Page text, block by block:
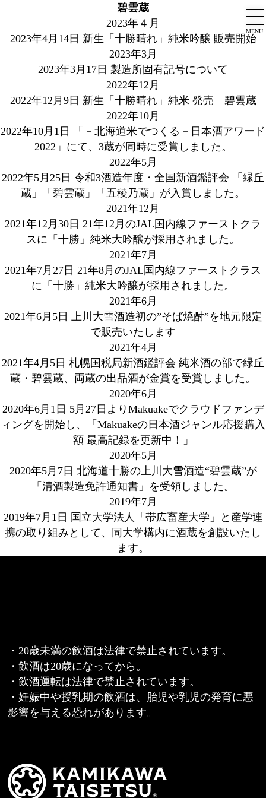
MENU
碧雲蔵
2023年４月
2023年4月14日 新生「十勝晴れ」純米吟醸 販売開始
2023年3月
2023年3月17日 製造所固有記号について
2022年12月
2022年12月9日 新生「十勝晴れ」純米 発売 碧雲蔵
2022年10月
2022年10月1日
「－北海道米でつくる－日本酒アワード
2022」にて、3蔵が同時に受賞しました。
2022年5月
2022年5月25日 令和3酒造年度・全国新酒鑑評会 「緑丘
蔵」「碧雲蔵」「五稜乃蔵」が入賞しました。
2021年12月
2021年12月30日 21年12月のJAL国内線ファーストクラ
スに「十勝」純米大吟醸が採用されました。
2021年7月
2021年7月27日 21年8月のJAL国内線ファーストクラス
に「十勝」純米大吟醸が採用されました。
2021年6月
2021年6月5日 上川大雪酒造初の”そば焼酎”を地元限定
で販売いたします
2021年4月
2021年4月5日 札幌国税局新酒鑑評会 純米酒の部で緑丘
蔵・碧雲蔵、両蔵の出品酒が金賞を受賞しました。
2020年6月
2020年6月1日 5月27日よりMakuakeでクラウドファンデ
ィングを開始し、「Makuakeの日本酒ジャンル応援購入
額 最高記録を更新中！」
2020年5月
2020年5月7日 北海道十勝の上川大雪酒造“碧雲蔵”が
「清酒製造免許通知書」を受領しました。
2019年7月
2019年7月1日 国立大学法人「帯広畜産大学」と産学連
携の取り組みとして、同大学構内に酒蔵を創設いたし
ます。
・20歳未満の飲酒は法律で禁止されています。
・飲酒は20歳になってから。
・飲酒運転は法律で禁止されています。
・妊娠中や授乳期の飲酒は、胎児や乳児の発育に悪
影響を与える恐れがあります。